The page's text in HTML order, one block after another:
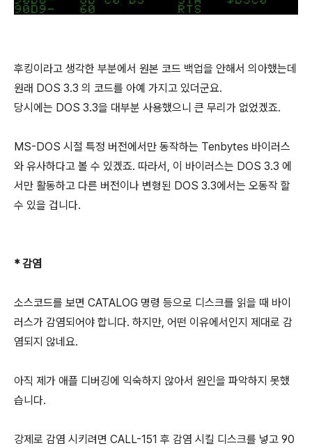
후킹이라고 생각한 부분에서 원본 코드 백업을 안해서 의아했는데
원래 DOS 3.3 의 코드를 아예 가지고 있더군요.
당시에는 DOS 3.3을 대부분 사용했으니 큰 무리가 없었겠죠.
MS-DOS 시절 특정 버전에서만 동작하는 Tenbytes 바이러스
와 유사하다고 볼 수 있겠죠. 따라서, 이 바이러스는 DOS 3.3 에
서만 활동하고 다른 버전이나 변형된 DOS 3.3에서는 오동작 할
수 있을 겁니다.
* 감염
소스코드를 보면 CATALOG 명령 등으로 디스크를 읽을 때 바이
러스가 감염되어야 합니다. 하지만, 어떤 이유에서인지 제대로 감
염되지 않네요.
아직 제가 애플 디버깅에 익숙하지 않아서 원인을 파악하지 못했
습니다.
강제로 감염 시키려면 CALL-151 후 감염 시킬 디스크를 넣고 90